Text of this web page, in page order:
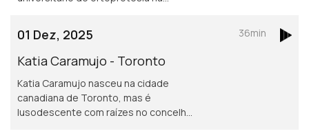
dispositivos para mover cotovelos e
mãos em pessoas que tenham sofrido
01 Dez, 2025
Katia Caramujo - Toronto
Katia Caramujo nasceu na cidade
canadiana de Toronto, mas é
lusodescente com raízes no concelho
36min